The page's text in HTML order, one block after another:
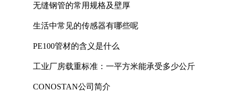
无缝钢管的常用规格及壁厚
生活中常见的传感器有哪些呢
PE100管材的含义是什么
工业厂房载重标准：一平方米能承受多少公斤
CONOSTAN公司简介